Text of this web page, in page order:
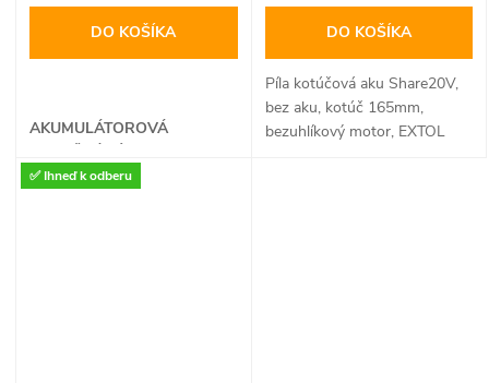
DO KOŠÍKA
AKUMULÁTOROVÁ
DO KOŠÍKA
Píla kotúčová aku Share20V,
bez aku, kotúč 165mm,
bezuhlíkový motor, EXTOL
✅ Ihneď k odberu